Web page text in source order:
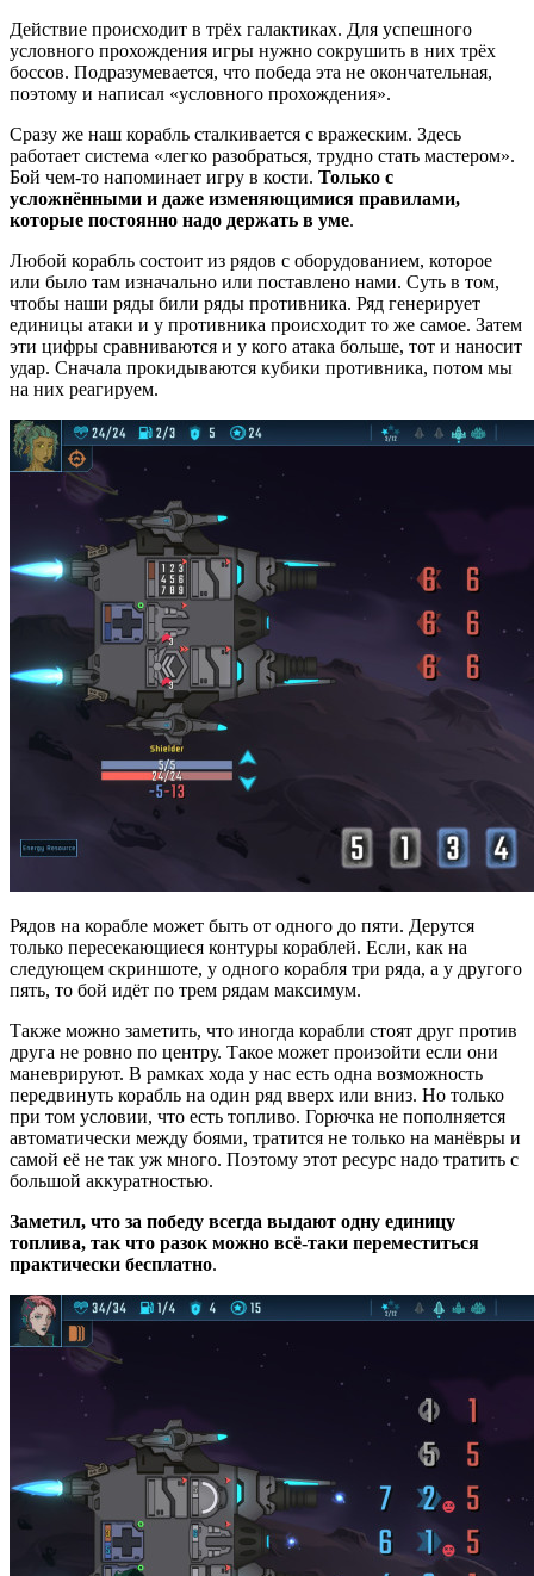
Действие происходит в трёх галактиках. Для успешного
условного прохождения игры нужно сокрушить в них трёх
боссов. Подразумевается, что победа эта не окончательная,
поэтому и написал «условного прохождения».
Сразу же наш корабль сталкивается с вражеским. Здесь
работает система «легко разобраться, трудно стать мастером».
Бой чем-то напоминает игру в кости. Только с
усложнёнными и даже изменяющимися правилами,
которые постоянно надо держать в уме.
Любой корабль состоит из рядов с оборудованием, которое
или было там изначально или поставлено нами. Суть в том,
чтобы наши ряды били ряды противника. Ряд генерирует
единицы атаки и у противника происходит то же самое. Затем
эти цифры сравниваются и у кого атака больше, тот и наносит
удар. Сначала прокидываются кубики противника, потом мы
на них реагируем.
Рядов на корабле может быть от одного до пяти. Дерутся
только пересекающиеся контуры кораблей. Если, как на
следующем скриншоте, у одного корабля три ряда, а у другого
пять, то бой идёт по трем рядам максимум.
Также можно заметить, что иногда корабли стоят друг против
друга не ровно по центру. Такое может произойти если они
маневрируют. В рамках хода у нас есть одна возможность
передвинуть корабль на один ряд вверх или вниз. Но только
при том условии, что есть топливо. Горючка не пополняется
автоматически между боями, тратится не только на манёвры и
самой её не так уж много. Поэтому этот ресурс надо тратить с
большой аккуратностью.
Заметил, что за победу всегда выдают одну единицу
топлива, так что разок можно всё-таки переместиться
практически бесплатно.